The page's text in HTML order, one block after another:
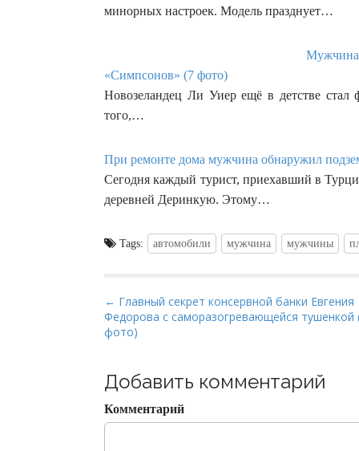
минорных настроек. Модель празднует…
Мужчина
«Симпсонов» (7 фото)
Новозеландец Ли Уиер ещё в детстве
того,…
При ремонте дома мужчина обнаружил
Сегодня каждый турист, приехавший в
деревней Деринкую. Этому…
Tags: автомобили мужчина мужчины
P
o
s
n
a
v
← Главный секрет консервной банки Евгения
Федорова с саморазогревающейся тушенкой
фото)
Добавить комментарий
Комментарий